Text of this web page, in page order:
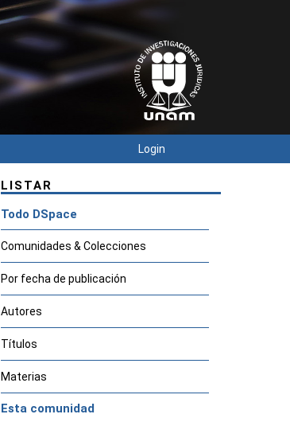
Login
LISTAR
Todo DSpace
Comunidades & Colecciones
Por fecha de publicación
Autores
Títulos
Materias
Esta comunidad